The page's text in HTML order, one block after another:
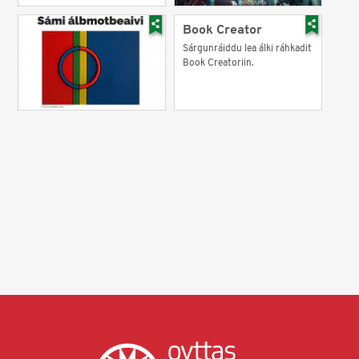
Book Creator
Sárgunráiddu lea álki ráhkadit
Book Creatoriin.